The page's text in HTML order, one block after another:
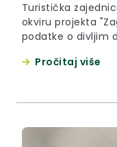
Turistička
okviru projekta
podatke o divljim
Pročitaj više